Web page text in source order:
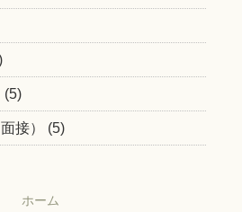
(5)
接） (5)
ホーム